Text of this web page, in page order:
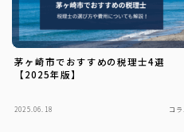
茅ヶ崎市でおすすめの税理士4選
【2025年版】
2025.06.18 コラ